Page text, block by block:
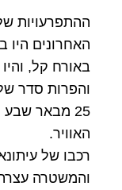
ההתפרעויות
האחרונים היו
באורח קל, והיו
והפרות סדר
25 מבאר
האוויר.
רכבו של
והמשטרה